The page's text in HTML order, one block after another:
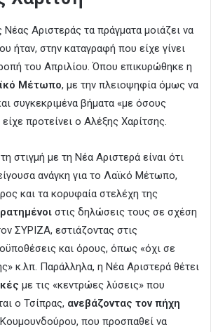
Αριστεράς τα πράγματα μοιάζει να
ήταν, στην καταγραφή που είχε γίνει
του Απριλίου. Όπου επικυρώθηκε η
Μέτωπο, με την πλειοψηφία όμως να
συγκεκριμένα βήματα «με όσους
προτείνει ο Αλέξης Χαρίτσης.
στιγμή με τη Νέα Αριστερά είναι ότι
ανάγκη για το Λαϊκό Μέτωπο,
και τα κορυφαία στελέχη της
στις δηλώσεις τους σε σχέση
ΣΥΡΙΖΑ, εστιάζοντας στις
και όρους, όπως «όχι σε
κ.λπ. Παράλληλα, η Νέα Αριστερά θέτει
με τις «κεντρώες λύσεις» που
ο Τσίπρας, ανεβάζοντας τον πήχη
Κουμουνδούρου, που προσπαθεί να